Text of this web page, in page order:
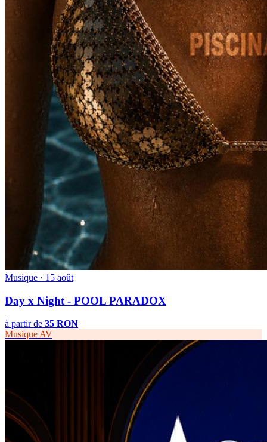
Musique · 15 août
Day x Night - POOL PARADOX
à partir de 35 RON
Musique AV